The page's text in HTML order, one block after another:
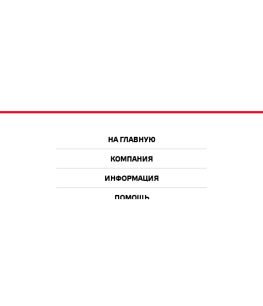
НА ГЛАВНУЮ
КОМПАНИЯ
ИНФОРМАЦИЯ
ПОМОЩЬ